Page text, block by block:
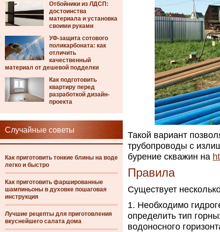
Отбойники из ЛДСП:
достоинства
материала и установка
своими руками
УФ-защита сотового
поликарбоната: как
отличить
качественный
материал от дешевой подделки
Как подготовить
квартиру перед
разработкой дизайн-
проекта
Случайные советы
Как приготовить тонкие блины на воде
легко и быстро
Как приготовить фаршированные
шампиньоны в духовке пошаговая
инструкция
Лучшие рецепты для приготовления
вкуснейшего салата дома
Такой вариант
трубопроводы с
бурение скважин на
Правила
Существует
Необходимо
определить тип
водоносного